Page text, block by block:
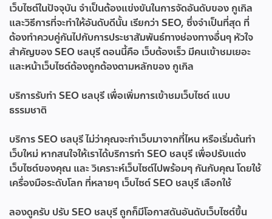
เว็บไซต์ในปัจจุบัน จำเป็นต้องแข่งขันในการจัดอันดับของ กูเกิล
และวิธีการที่จะทำให้อันดับดีนั้น เรียกว่า SEO, ซึ่งจำเป็นที่สุด ที่
ต้องทำควบคู่กันไปกับการประชาสัมพันธ์ทางช่องทางอื่นๆ หัวใจ
สำคัญของ SEO ชลบุรี ตอนนี้คือ เว็บต้องเร็ว มีคนเข้าชมเยอะ
และหน้าเว็บไซต์ต้องถูกต้องตามหลักของ กูเกิล
บริการรับทำ SEO ชลบุรี เพื่อเพิ่มการเข้าชมเว็บไซต์ แบบ
ธรรมชาติ
บริการ SEO ชลบุรี ไม่ว่าคุณจะทำเว็บมาจากที่ไหน หรือเริ่มต้นทำ
เว็บใหม่ หากสนใจให้เราได้บริการทำ SEO ชลบุรี เพื่อปรับแต่ง
เว็บไซต์ของคุณ และ วิเคราะห์เว็บไซต์ไปพร้อมๆ กันกับคุณ โดยใช้
เครื่องมือระดับโลก ที่หลายๆ เว็บไซต์ SEO ชลบุรี เลือกใช้
ลองดูครับ ปรับ SEO ชลบุรี ถูกก็มีโอกาสดันอันดับเว็บไซต์ขึ้น